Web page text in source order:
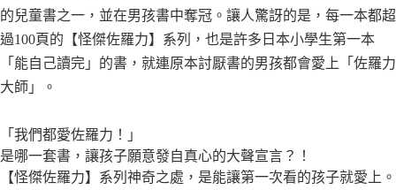
的兒童書之一，並在男孩書中奪冠。讓人驚訝的是，每一本都超
過100頁的【怪傑佐羅力】系列，也是許多日本小學生第一本
「能自己讀完」的書，就連原本討厭書的男孩都會愛上「佐羅力
大師」。
「我們都愛佐羅力！」
是哪一套書，讓孩子願意發自真心的大聲宣言？！
【怪傑佐羅力】系列神奇之處，是能讓第一次看的孩子就愛上。